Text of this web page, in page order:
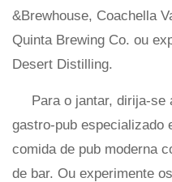
&Brewhouse, Coachella
Quinta Brewing Co. ou
Desert Distilling.
Para o jantar, dirija-se
gastro-pub especializado
comida de pub moderna
de bar. Ou experimente